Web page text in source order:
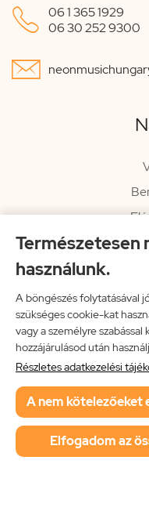
Természetesen
használunk.
A böngészés folytatásával
szükséges cookie-kat
vagy a személyre
hozzájárulásod után
Részletes adatkezelési
A nem kötelezőeket
Elfogadom az
 06 1 365 1929
06 30 252 9300

Neon